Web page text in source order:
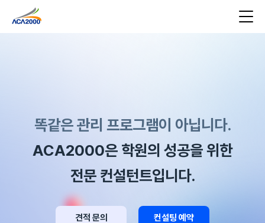
똑같은 관리 프로그램이 아닙니다.
ACA2000은 학원의 성공을 위한
전문 컨설턴트입니다.
견적 문의 컨설팅 예약